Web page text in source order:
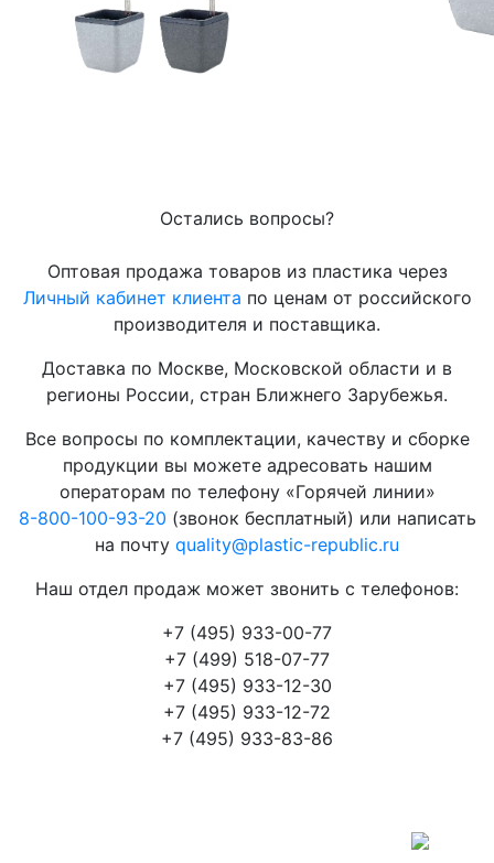
Остались вопросы?
Оптовая продажа товаров из пластика через
Личный кабинет клиента по ценам от российского
производителя и поставщика.
Доставка по Москве, Московской области и в
регионы России, стран Ближнего Зарубежья.
Все вопросы по комплектации, качеству и сборке
продукции вы можете адресовать нашим
операторам по телефону «Горячей линии»
8-800-100-93-20 (звонок бесплатный) или написать
на почту quality@plastic-republic.ru
Наш отдел продаж может звонить с телефонов:
+7 (495) 933-00-77
+7 (499) 518-07-77
+7 (495) 933-12-30
+7 (495) 933-12-72
+7 (495) 933-83-86